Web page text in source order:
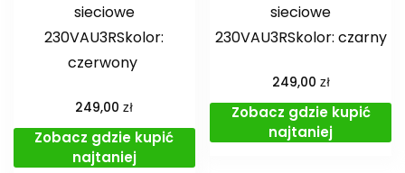
sieciowe
230VAU3RSkolor:
czerwony
249,00zł
Zobacz gdzie kupić
najtaniej
sieciowe
230VAU3RSkolor: czarny
249,00 zł
Zobacz gdzie kupić
najtaniej